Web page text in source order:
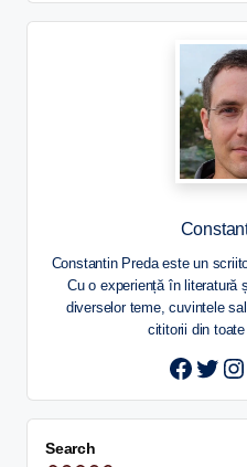
Constantin Preda este un
Cu o experiență în literatură
diverselor teme, cuvintele
cititorii din
Search